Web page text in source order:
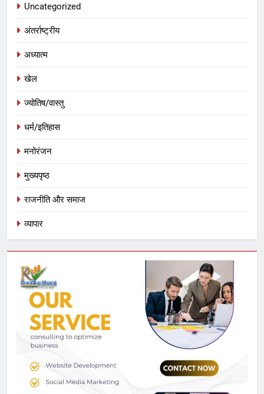
Uncategorized
अंतर्राष्ट्रीय
अध्यात्म
खेल
ज्योतिष/वास्तु
धर्म/इतिहास
मनोरंजन
मुख्यपृष्ठ
राजनीति और समाज
व्यापार